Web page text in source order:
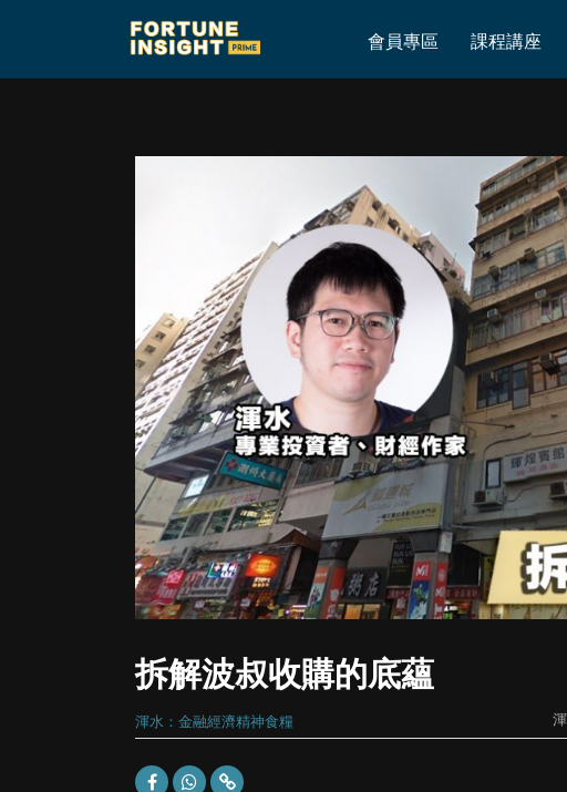
會員專區 課程講座
拆解波叔收購的底蘊
拆解波叔收購的底蘊
渾水：金融經濟精神食糧